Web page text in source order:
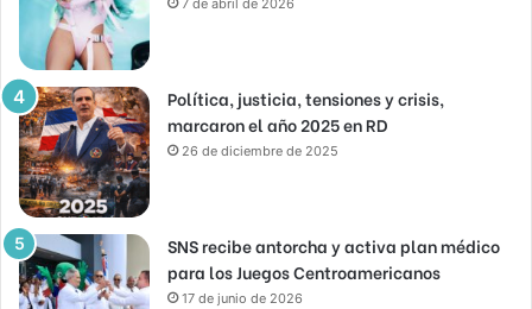
7 de abril de 2026
Política, justicia, tensiones y crisis,
marcaron el año 2025 en RD
26 de diciembre de 2025
SNS recibe antorcha y activa plan médico
para los Juegos Centroamericanos
17 de junio de 2026